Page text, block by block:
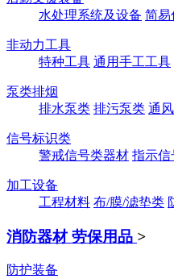
水处理系统及设备 简易
非动力工具
特种工具 通用手工工具
泵类排烟
排水泵类 排污泵类 通
信号标识类
警戒信号类器材 指示信
加工设备
工程材料 布/膜/滤垫类
消防器材 劳保用品 >
防护装备